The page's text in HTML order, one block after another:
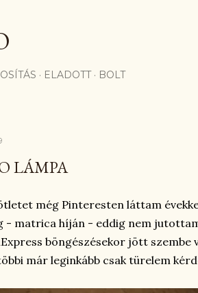
ELADOTT BOLT
LÁMPA
még Pinteresten láttam
- matrica híján - eddig nem
böngészésekor jött
már leginkább csak türelem